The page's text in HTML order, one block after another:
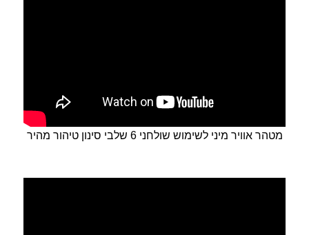
מטהר אוויר מיני לשימוש שולחני 6 שלבי סינון טיהור מהיר